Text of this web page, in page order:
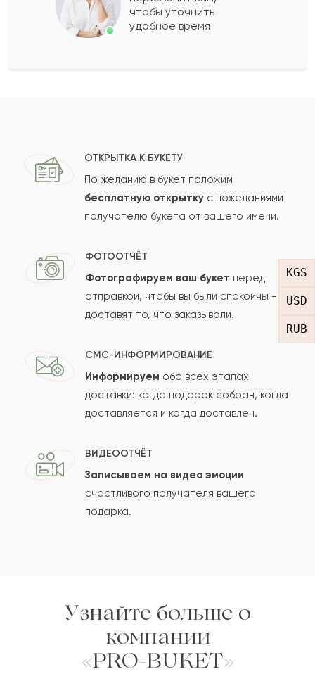
KGS
USD
RUB
2007-01-10
Рухия
Оставить свой отзыв
Ваше имя
Ваш e-mail
Рейтинг:
Сколько будет+?
чтобы уточнить
удобное время
ОТКРЫТКА К БУКЕТУ
По желанию в букет положим
бесплатную открытку с пожеланиями
получателю букета от вашего имени.
ФОТООТЧЁТ
Фотографируем ваш букет перед
отправкой, чтобы вы были спокойны -
доставят то, что заказывали.
СМС-ИНФОРМИРОВАНИЕ
Информируем обо всех этапах
доставки: когда подарок собран, когда
доставляется и когда доставлен.
ВИДЕООТЧЁТ
Записываем на видео эмоции
счастливого получателя вашего
подарка.
Узнайте больше о
компании
«PRO-BUKET»